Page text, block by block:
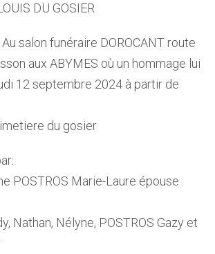
DU GOSIER
salon funéraire DOROCANT route
aux ABYMES où un hommage lui
12 septembre 2024 à partir de
du gosier
POSTROS Marie-Laure épouse
Nathan, Nélyne, POSTROS Gazy et